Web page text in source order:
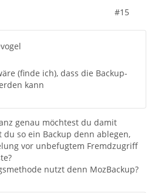
#15
(finde ich), dass die Backup-
kann
genau möchtest du damit
so ein Backup denn ablegen,
vor unbefugtem Fremdzugriff
nutzt denn MozBackup?